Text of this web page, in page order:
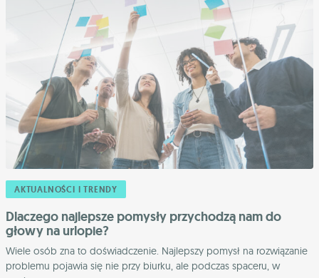
AKTUALNOŚCI I TRENDY
Dlaczego najlepsze pomysły przychodzą nam do
głowy na urlopie?
Wiele osób zna to doświadczenie. Najlepszy pomysł na rozwiązanie
problemu pojawia się nie przy biurku, ale podczas spaceru, w